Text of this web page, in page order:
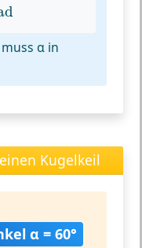
α in
Kugelkeil
α = 60°